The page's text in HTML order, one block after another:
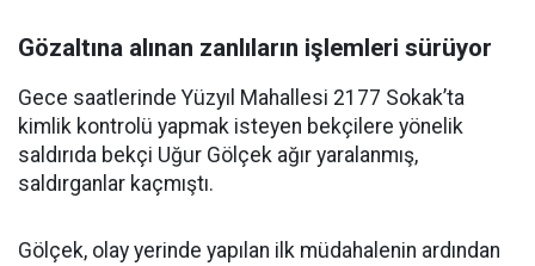
Gözaltına alınan zanlıların işlemleri sürüyor
Gece saatlerinde Yüzyıl Mahallesi 2177 Sokak’ta
kimlik kontrolü yapmak isteyen bekçilere yönelik
saldırıda bekçi Uğur Gölçek ağır yaralanmış,
saldırganlar kaçmıştı.
Gölçek, olay yerinde yapılan ilk müdahalenin ardından